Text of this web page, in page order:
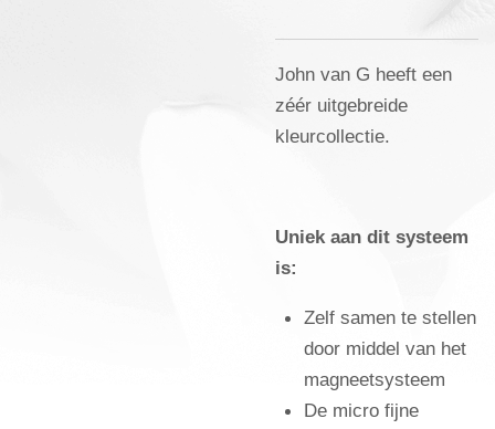
John van G heeft een
zéér uitgebreide
kleurcollectie.
Uniek aan dit systeem
is:
Zelf samen te stellen
door middel van het
magneetsysteem
De micro fijne